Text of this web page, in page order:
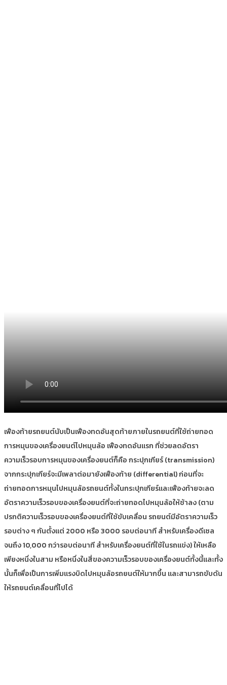
เฟืองท้ายรถยนต์นับเป็นเฟืองทดอันสุดท้ายภายในรถยนต์ที่ใช้ถ่ายทอด
การหมุนของเครื่องยนต์ไปหมุนล้อ เฟืองทดอันแรก ที่ช่วยลดอัตรา
ความเร็วรอบการหมุนของเครื่องยนต์ก็คือ กระปุกเกียร์ (transmission)
จากกระปุกเกียร์จะมีเพลาต่อมายังเฟืองท้าย (differential) ก่อนที่จะ
ถ่ายทอดการหมุนไปหมุนล้อรถยนต์ทั้งในกระปุกเกียร์และเฟืองท้ายจะลด
อัตราความเร็วรอบของเครื่องยนต์ที่จะถ่ายทอดไปหมุนล้อให้ช้าลง (ตาม
ปรกติความเร็วรอบของเครื่องยนต์ที่ใช้ขับเคลื่อน รถยนต์มีอัตราความเร็ว
รอบต่าง ๆ กันตั้งแต่ 2000 หรือ 3000 รอบต่อนาที สำหรับเครื่องดีเซล
จนถึง 10,000 กว่ารอบต่อนาที สำหรับเครื่องยนต์ที่ใช้ในรถแข่ง) ให้เหลือ
เพียงหนึ่งในสาม หรือหนึ่งในสี่ของความเร็วรอบของเครื่องยนต์ทั้งนี้และทั้ง
นั้นก็เพื่อเป็นการเพิ่มแรงบิดไปหมุนล้อรถยนต์ให้มากขึ้น และสามารถขับดัน
ให้รถยนต์เคลื่อนที่ไปได้